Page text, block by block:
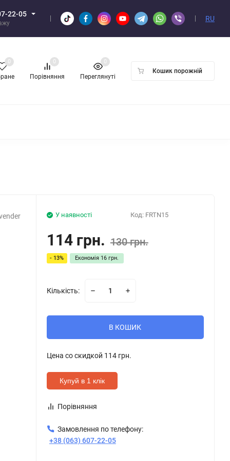
22-05
RU
0
Порівняння
0
Переглянуті
0
Кошик порожній
У наявності Код: FRTN15
114 грн. 130 грн.
- 13% Економія 16 грн.
Кількість:
В КОШИК
Цена со скидкой 114 грн.
Купуй в 1 клік
Порівняння
Замовлення по телефону:
+38 (063) 607-22-05